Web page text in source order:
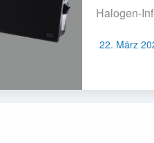
Halogen-
22. März